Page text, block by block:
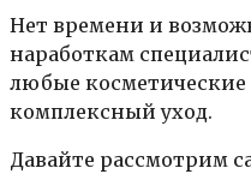
Нет времени и
наработкам
любые косметические
комплексный уход.
Давайте рассмотрим